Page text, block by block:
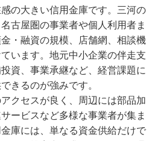
の大きい信用金庫です。三河の
古屋圏の事業者や個人利用者ま
・融資の規模、店舗網、相談機
います。地元中小企業の伴走支
資、事業承継など、経営課題に
きるのが強みです。
クセスが良く、周辺には部品加
ービスなど多様な事業者が集ま
庫には、単なる資金供給だけで